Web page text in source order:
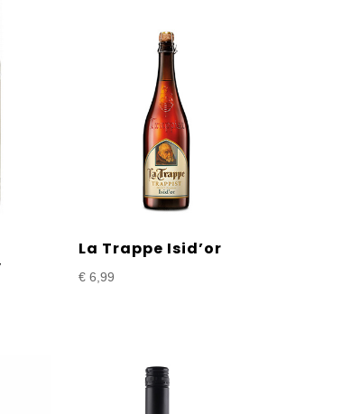
La Trappe Isid’or
€6,99